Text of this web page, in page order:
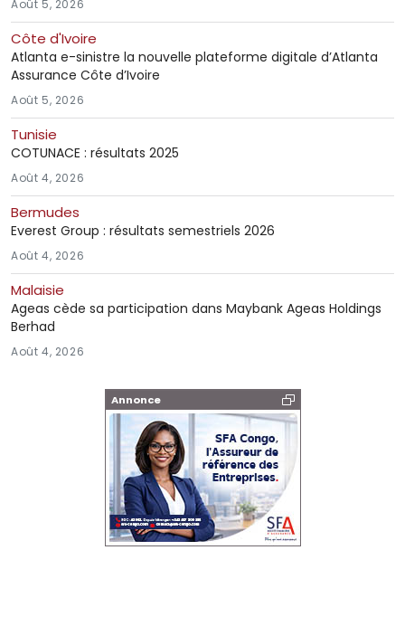
Annonce
Août 5, 2026
Côte d'Ivoire
Atlanta e-sinistre la nouvelle plateforme digitale d’Atlanta
Assurance Côte d’Ivoire
Août 5, 2026
Tunisie
COTUNACE : résultats 2025
Août 4, 2026
Bermudes
Everest Group : résultats semestriels 2026
Août 4, 2026
Malaisie
Ageas cède sa participation dans Maybank Ageas Holdings
Berhad
Août 4, 2026